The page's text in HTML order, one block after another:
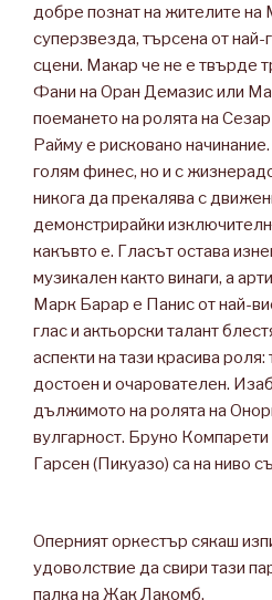
добре познат на жителите на
суперзвезда, търсена от най-
сцени. Макар че не е твърде
Фани на Оран Демазис или
поемането на ролята на
Райму е рисковано
голям финес, но и с
никога да прекалява с
демонстрирайки
какъвто е. Гласът остава
музикален както винаги, а
Марк Барар е Панис от най-
глас и актьорски талант
аспекти на тази красива роля:
достоен и очарователен.
дължимото на ролята на
вулгарност. Бруно
Гарсен (Пикуазо) са на ниво
Оперният оркестър сякаш
удоволствие да свири тази
палка на Жак Лакомб.